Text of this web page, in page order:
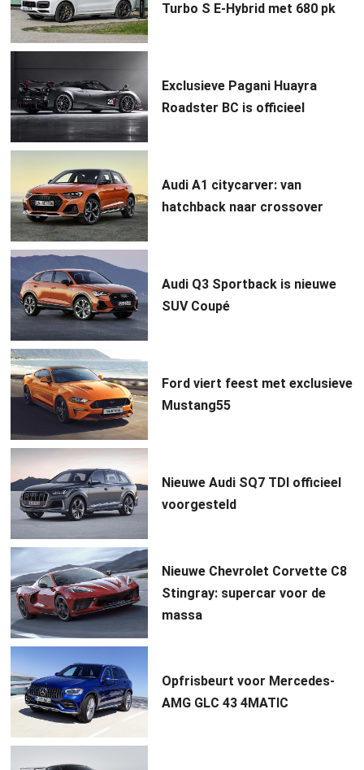
Turbo S E-Hybrid met 680 pk
Exclusieve Pagani Huayra
Roadster BC is officieel
Audi A1 citycarver: van
hatchback naar crossover
Audi Q3 Sportback is nieuwe
SUV Coupé
Ford viert feest met exclusieve
Mustang55
Nieuwe Audi SQ7 TDI officieel
voorgesteld
Nieuwe Chevrolet Corvette C8
Stingray: supercar voor de
massa
Opfrisbeurt voor Mercedes-
AMG GLC 43 4MATIC